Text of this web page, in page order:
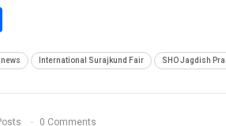
International Surajkund Fair SHO Jagdish
0 Comments